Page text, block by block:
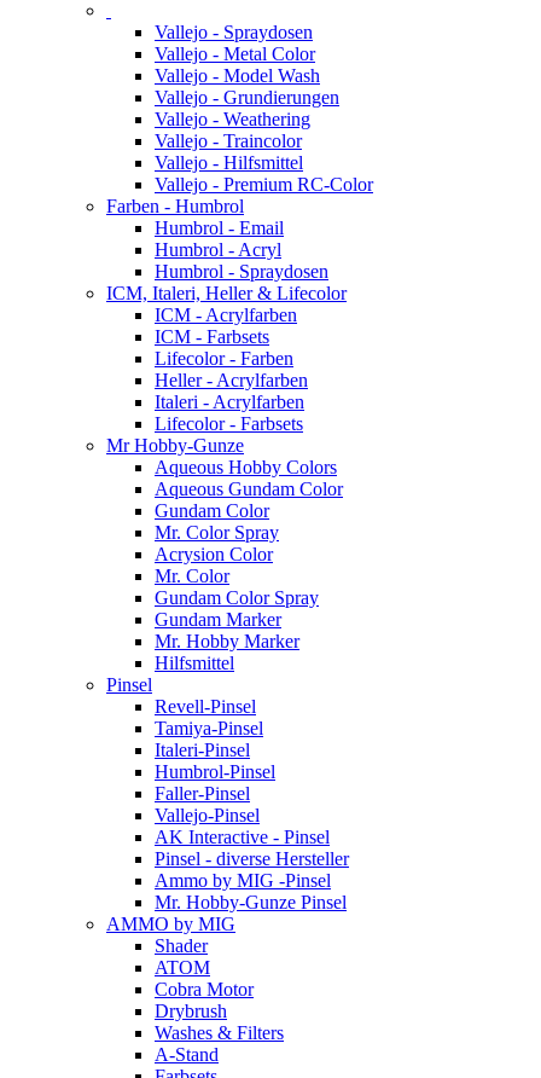
Vallejo - Spraydosen
Vallejo - Metal Color
Vallejo - Model Wash
Vallejo - Grundierungen
Vallejo - Weathering
Vallejo - Traincolor
Vallejo - Hilfsmittel
Vallejo - Premium RC-Color
Farben - Humbrol
Humbrol - Email
Humbrol - Acryl
Humbrol - Spraydosen
ICM, Italeri, Heller & Lifecolor
ICM - Acrylfarben
ICM - Farbsets
Lifecolor - Farben
Heller - Acrylfarben
Italeri - Acrylfarben
Lifecolor - Farbsets
Mr Hobby-Gunze
Aqueous Hobby Colors
Aqueous Gundam Color
Gundam Color
Mr. Color Spray
Acrysion Color
Mr. Color
Gundam Color Spray
Gundam Marker
Mr. Hobby Marker
Hilfsmittel
Pinsel
Revell-Pinsel
Tamiya-Pinsel
Italeri-Pinsel
Humbrol-Pinsel
Faller-Pinsel
Vallejo-Pinsel
AK Interactive - Pinsel
Pinsel - diverse Hersteller
Ammo by MIG -Pinsel
Mr. Hobby-Gunze Pinsel
AMMO by MIG
Shader
ATOM
Cobra Motor
Drybrush
Washes & Filters
A-Stand